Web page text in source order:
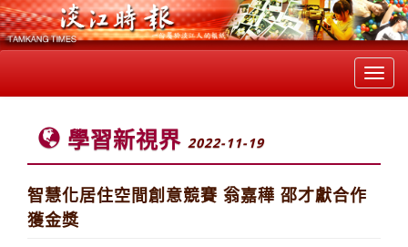
學習新視界 2022-11-19
智慧化居住空間創意競賽 翁嘉䅿 邵才獻合作
獲金獎